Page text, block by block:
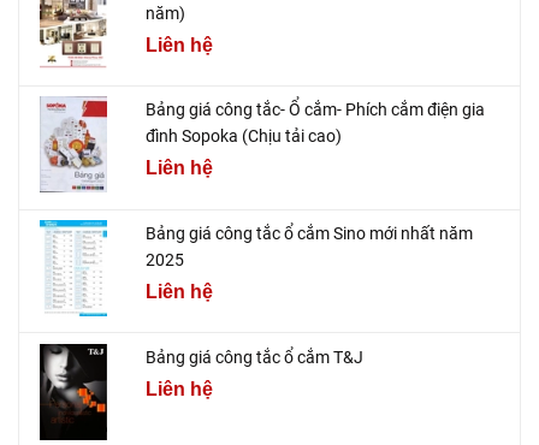
năm)
Liên hệ
Bảng giá công tắc- Ổ cắm- Phích cắm điện gia
đình Sopoka (Chịu tải cao)
Liên hệ
Bảng giá công tắc ổ cắm Sino mới nhất năm
2025
Liên hệ
Bảng giá công tắc ổ cắm T&J
Liên hệ